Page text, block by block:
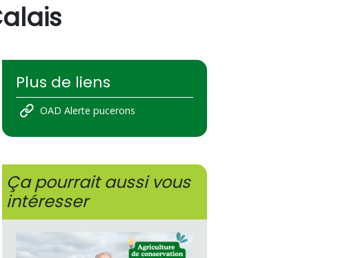
Plus de liens
OAD Alerte pucerons
Ça pourrait aussi vous
intéresser